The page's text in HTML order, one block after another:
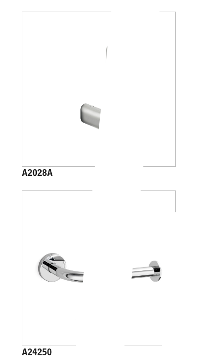
A2028A
A24250